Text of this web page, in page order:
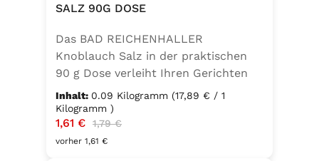
SALZ 90G DOSE
Das BAD REICHENHALLER
Knoblauch Salz in der praktischen
90 g Dose verleiht Ihren Gerichten
einen vollmundigen, aromatischen
Knoblauchgeschmack. Hergestellt
ohne Geschmacksverstärker, zu 100
% vegan und glutenfrei – ideal für
Inhalt: 0.09 Kilogramm (17,89 € / 1
Kilogramm )
Verkaufspreis:
1,61 € Regulärer Preis:
1,79 €
vorher 1,61 €